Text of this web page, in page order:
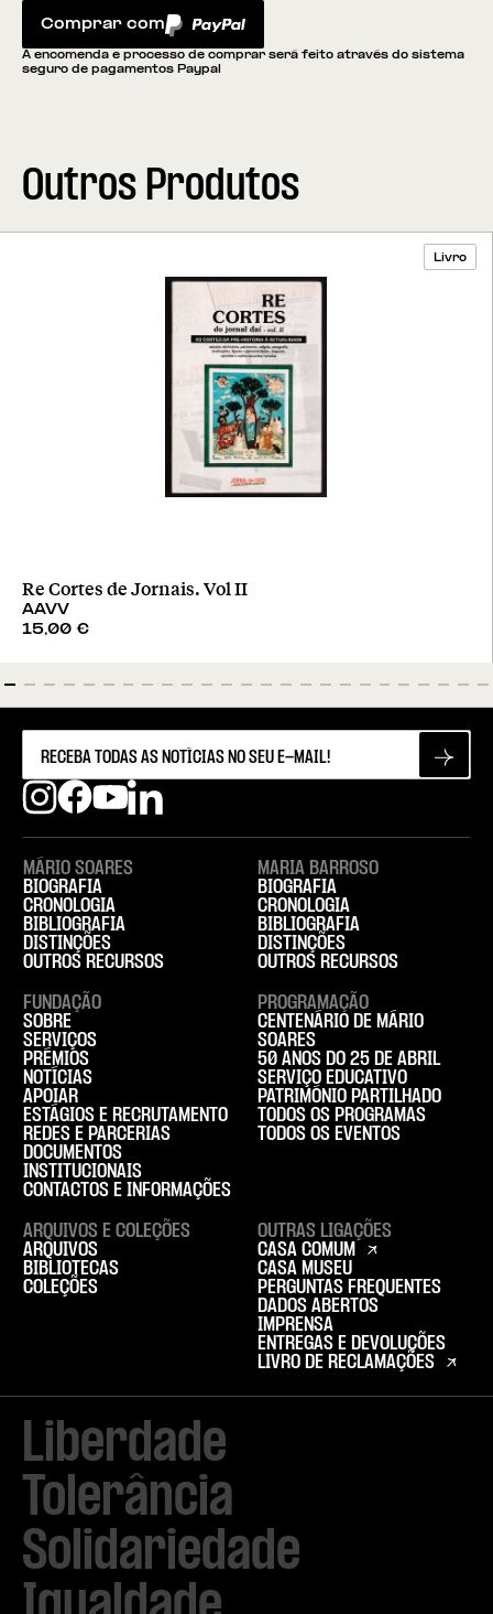
Comprar com
PayPal
A encomenda e processo de comprar será feito através do sistema
seguro de pagamentos Paypal
Outros Produtos
Livro
Re Cortes de Jornais. Vol II
AAVV
15,00 €
Liberdade
Tolerância
Solidariedade
MÁRIO SOARES
BIOGRAFIA
CRONOLOGIA
BIBLIOGRAFIA
DISTINÇÕES
OUTROS RECURSOS
MARIA BARROSO
BIOGRAFIA
CRONOLOGIA
BIBLIOGRAFIA
DISTINÇÕES
OUTROS RECURSOS
FUNDAÇÃO
SOBRE
SERVIÇOS
PRÉMIOS
NOTÍCIAS
APOIAR
ESTÁGIOS E RECRUTAMENTO
REDES E PARCERIAS
DOCUMENTOS
INSTITUCIONAIS
CONTACTOS E INFORMAÇÕES
PROGRAMAÇÃO
CENTENÁRIO DE MÁRIO
SOARES
50 ANOS DO 25 DE ABRIL
SERVIÇO EDUCATIVO
PATRIMÓNIO PARTILHADO
TODOS OS PROGRAMAS
TODOS OS EVENTOS
ARQUIVOS E COLEÇÕES
ARQUIVOS
BIBLIOTECAS
COLEÇÕES
OUTRAS LIGAÇÕES
CASA COMUM
CASA MUSEU
PERGUNTAS FREQUENTES
DADOS ABERTOS
IMPRENSA
ENTREGAS E DEVOLUÇÕES
LIVRO DE RECLAMAÇÕES